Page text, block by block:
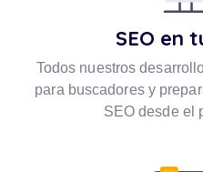
SEO en
Todos nuestros
para buscadores y
SEO desde el